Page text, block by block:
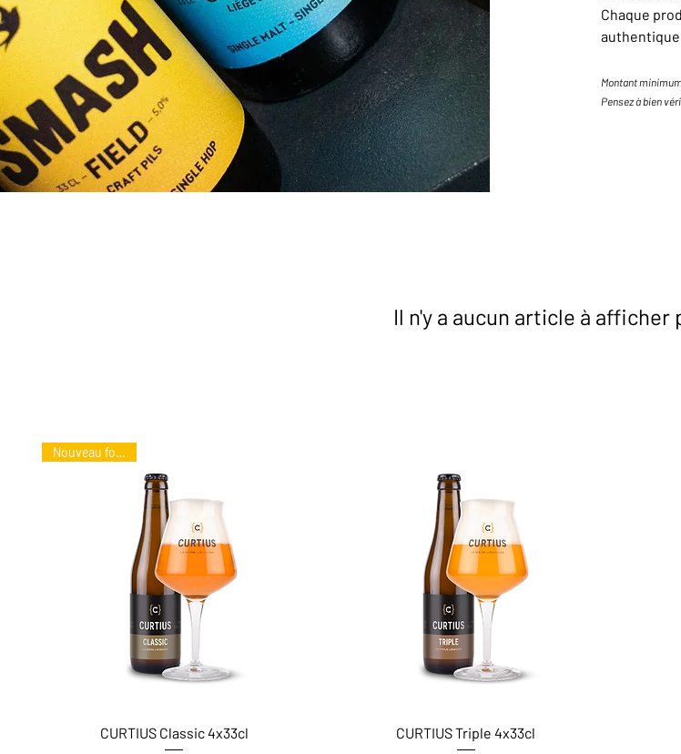
Chaque
Montant
Pensez à bien
Il n'y a aucun article à afficher
Aperçu rapide
Nouveau format !
CURTIUS Classic 4x33cl Aperçu rapide
CURTIUS Triple 4x33cl